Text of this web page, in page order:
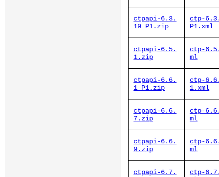
ctpapi-6.3.
19_P1.zip
ctp-
P1.xml
ctpapi-6.5.
1.zip
ctp-
ml
ctpapi-6.6.
1_P1.zip
ctp-
1.xml
ctpapi-6.6.
7.zip
ctp-
ml
ctpapi-6.6.
9.zip
ctp-
ml
ctpapi-6.7.
ctp-